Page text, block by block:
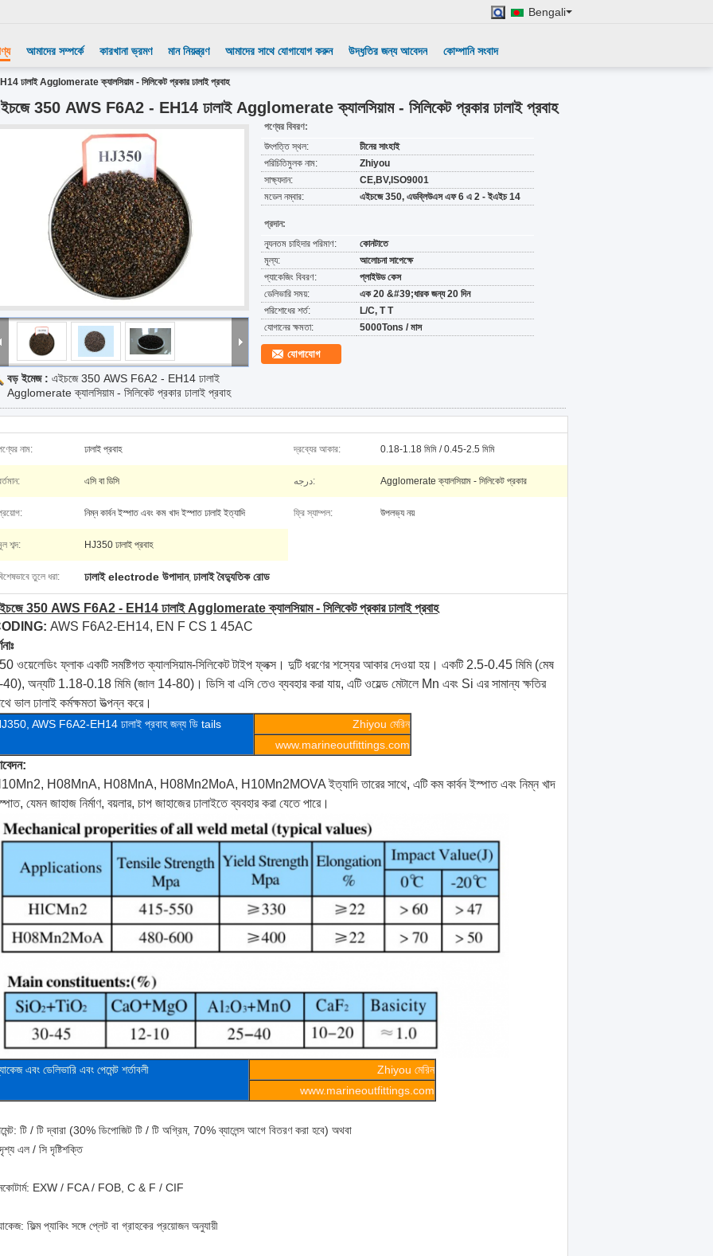
Bengali
আমাদের সম্পর্কে কারখানা ভ্রমণ মান নিয়ন্ত্রণ আমাদের সাথে যোগাযোগ করুন উদ্ধৃতির জন্য আবেদন কোম্পানি সংবাদ
Agglomerate ক্যালসিয়াম - সিলিকেট প্রকার ঢালাই প্রবাহ
350 AWS F6A2 - EH14 ঢালাই Agglomerate ক্যালসিয়াম - সিলিকেট প্রকার ঢালাই প্রবাহ
বড় ইমেজ : এইচজে 350 AWS F6A2 - EH14 ঢালাই
Agglomerate ক্যালসিয়াম - সিলিকেট প্রকার ঢালাই প্রবাহ
পণ্যের বিবরণ:
উৎপত্তি স্থল:
চীনের সাংহাই
পরিচিতিমুলক নাম:
Zhiyou
সাক্ষ্যদান:
CE,BV,ISO9001
মডেল নম্বার:
এইচজে 350, এডব্লিউএস এফ 6 এ 2 - ইএইচ 14
প্রদান:
ন্যূনতম চাহিদার পরিমাণ:
কোনটাতে
মূল্য:
আলোচনা সাপেক্ষে
প্যাকেজিং বিবরণ:
প্লাইউড কেস
ডেলিভারি সময়:
এক 20 &#39;ধারক জন্য 20 দিন
পরিশোধের শর্ত:
L/C, T T
যোগানের ক্ষমতা:
5000Tons / মাস
যোগাযোগ
নাম: ঢালাই প্রবাহ দ্রব্যের আকার: 0.18-1.18 মিমি / 0.45-2.5 মিমি
এসি বা ডিসি درجه: Agglomerate ক্যালসিয়াম - সিলিকেট প্রকার
নিম্ন কার্বন ইস্পাত এবং কম খাদ ইস্পাত ঢালাই ইত্যাদি ফ্রি স্যাম্পল: উপলভ্য নয়
শব্দ: HJ350 ঢালাই প্রবাহ
তুলে ধরা: ঢালাই electrode উপাদান, ঢালাই বৈদ্যুতিক রোড
350 AWS F6A2 - EH14 ঢালাই Agglomerate ক্যালসিয়াম - সিলিকেট প্রকার ঢালাই প্রবাহ
AWS F6A2-EH14, EN F CS 1 45AC
ওয়েলেডিং ফ্লাক একটি সমষ্টিগত ক্যালসিয়াম-সিলিকেট টাইপ ফ্লক্স। দুটি ধরণের শস্যের আকার দেওয়া হয়। একটি 2.5-0.45 মিমি (মেষ
অন্যটি 1.18-0.18 মিমি (জাল 14-80)। ডিসি বা এসি তেও ব্যবহার করা যায়, এটি ওয়েল্ড মেটালে Mn এবং Si এর সামান্য ক্ষতির
ভাল ঢালাই কর্মক্ষমতা উত্পন্ন করে।
AWS F6A2-EH14 ঢালাই প্রবাহজন্য ডি tails
Zhiyou মেরিন
www.marineoutfittings.com
H08MnA, H08MnA, H08Mn2MoA, H10Mn2MOVA ইত্যাদি তারের সাথে, এটি কম কার্বন ইস্পাত এবং নিম্ন খাদ
যেমন জাহাজ নির্মাণ, বয়লার, চাপ জাহাজের ঢালাইতে ব্যবহার করা যেতে পারে।
এবং ডেলিভারি এবং পেমেন্ট শর্তাবলী
Zhiyou মেরিন
www.marineoutfittings.com
টি / টি দ্বারা (30% ডিপোজিট টি / টি অগ্রিম, 70% ব্যালেন্স আগে বিতরণ করা হবে) অথবা
এল / সি দৃষ্টিশক্তি
EXW / FCA / FOB, C & F / CIF
ফিল্ম প্যাকিং সঙ্গে প্লেট বা গ্রাহকের প্রয়োজন অনুযায়ী